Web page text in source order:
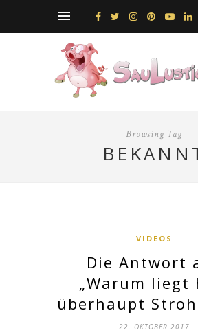
Browsing Tag
VIDEOS
Die Antwort
„Warum liegt
überhaupt Stroh
22. OKTOBER 2017